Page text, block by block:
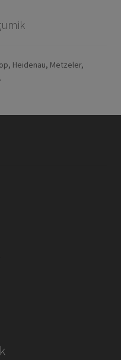
Heidenau, Metzeler,